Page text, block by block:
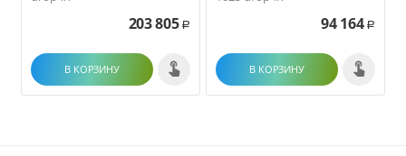
203 805 Р
В КОРЗИНУ
94 164 Р
В КОРЗИНУ